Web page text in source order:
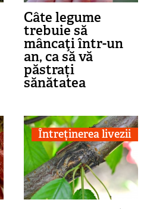
Câte legume
trebuie să
mâncaţi într-un
an, ca să vă
păstrați
sănătatea
Întreținerea livezii